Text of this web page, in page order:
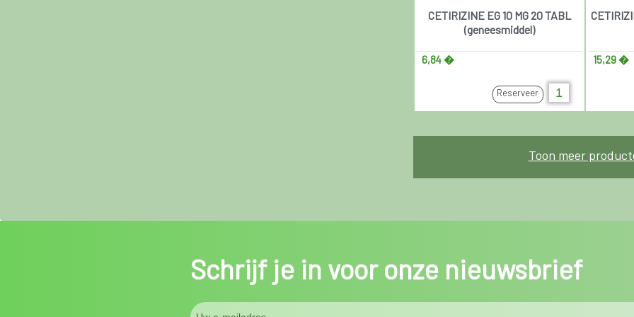
CETIRIZINE EG 10 MG 20 TABL
(geneesmiddel)
6,84 �
Reserveer
15,29 �
Toon meer
Schrijf je in voor onze nieuwsbrief